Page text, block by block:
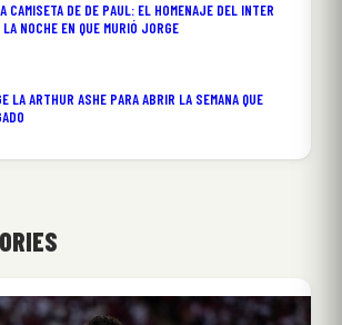
CAMISETA DE DE PAUL: EL HOMENAJE DEL INTER
LA NOCHE EN QUE MURIÓ JORGE
LA ARTHUR ASHE PARA ABRIR LA SEMANA QUE